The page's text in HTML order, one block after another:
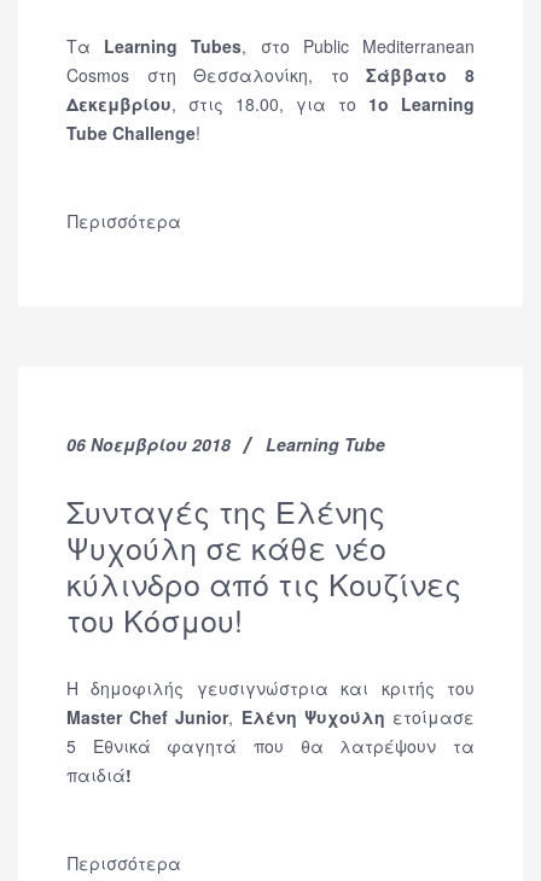
Tα Learning Tubes, στo Public Mediterranean
Cosmos στη Θεσσαλονίκη, τοΣάββατο 8
Δεκεμβρίου, στις 18.00, για το 1ο Learning
Tube Challenge!
Περισσότερα
06 Νοεμβρίου 2018 Learning Tube
Συνταγές της Ελένης
Ψυχούλη σε κάθε νέο
κύλινδρο από τις Κουζίνες
του Κόσμου!
Η δημοφιλής γευσιγνώστρια και κριτής του
Master Chef Junior, Ελένη Ψυχούλη ετοίμασε
5 Εθνικά φαγητά που θα λατρέψουν τα
παιδιά!
Περισσότερα